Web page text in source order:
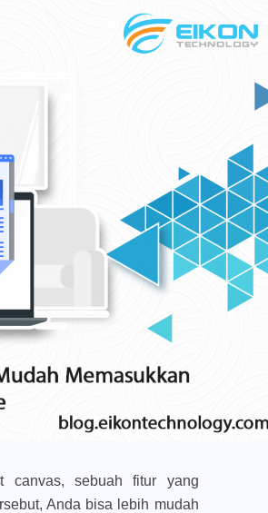
canvas, sebuah fitur yang
Anda bisa lebih mudah